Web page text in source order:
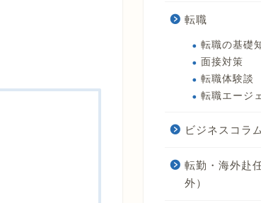
転職
転職の基礎
面接対策
転職体験談
転職エージ
ビジネスコラム
転勤・海外赴
外）